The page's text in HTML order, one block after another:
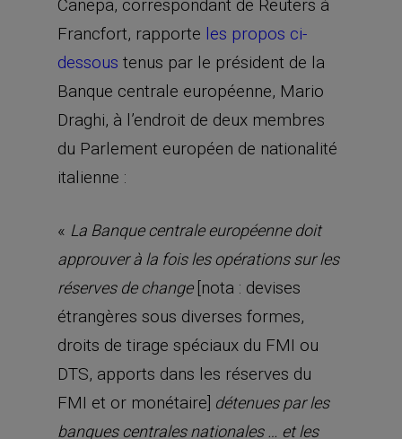
Canepa, correspondant de Reuters à
Francfort, rapporte les propos ci-
dessous tenus par le président de la
Banque centrale européenne, Mario
Draghi, à l’endroit de deux membres
du Parlement européen de nationalité
italienne :
« La Banque centrale européenne doit
approuver à la fois les opérations sur les
réserves de change [nota : devises
étrangères sous diverses formes,
droits de tirage spéciaux du FMI ou
DTS, apports dans les réserves du
FMI et or monétaire] détenues par les
banques centrales nationales … et les